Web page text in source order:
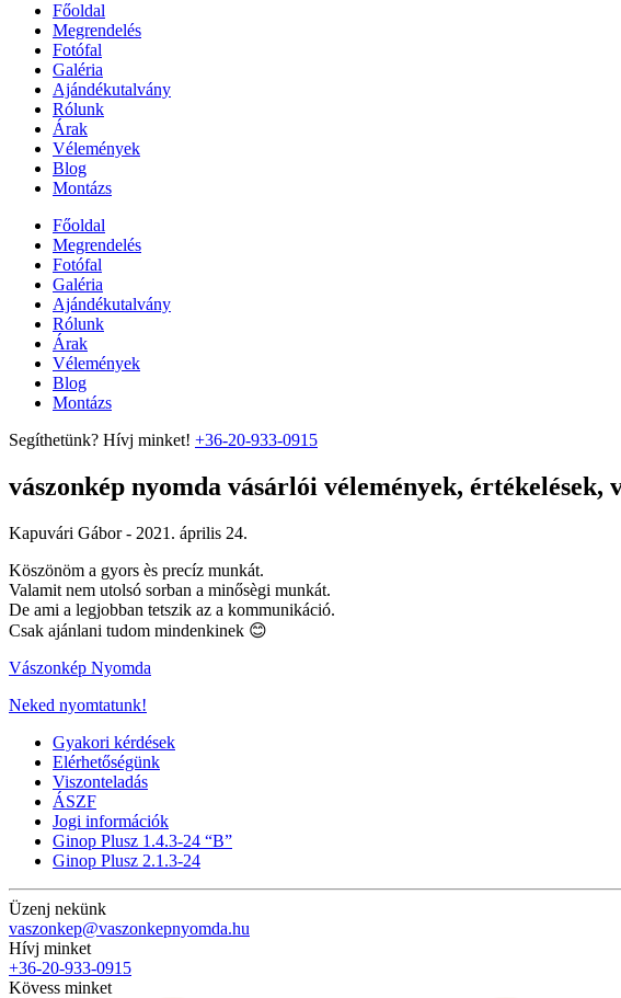
Főoldal
Megrendelés
Fotófal
Galéria
Ajándékutalvány
Rólunk
Árak
Vélemények
Blog
Montázs
Főoldal
Megrendelés
Fotófal
Galéria
Ajándékutalvány
Rólunk
Árak
Vélemények
Blog
Montázs
Segíthetünk? Hívj minket! +36-20-933-0915
vászonkép nyomda vásárlói vélemények, értékelések,
Kapuvári Gábor - 2021. április 24.
Köszönöm a gyors ès precíz munkát.
Valamit nem utolsó sorban a minősègi munkát.
De ami a legjobban tetszik az a kommunikáció.
Csak ajánlani tudom mindenkinek 😊
Vászonkép Nyomda
Neked nyomtatunk!
Gyakori kérdések
Elérhetőségünk
Viszonteladás
ÁSZF
Jogi információk
Ginop Plusz 1.4.3-24 “B”
Ginop Plusz 2.1.3-24
Üzenj nekünk
vaszonkep@vaszonkepnyomda.hu
Hívj minket
+36-20-933-0915
Kövess minket